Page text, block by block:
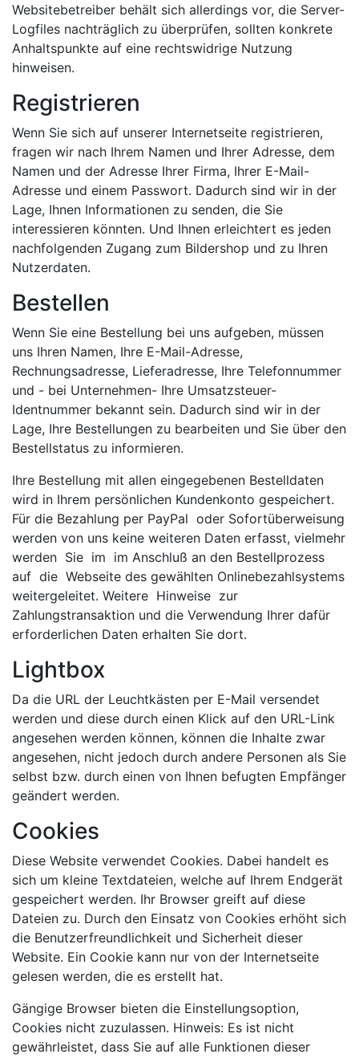
Websitebetreiber behält sich allerdings vor, die Server-
Logfiles nachträglich zu überprüfen, sollten konkrete
Anhaltspunkte auf eine rechtswidrige Nutzung
hinweisen.
Registrieren
Wenn Sie sich auf unserer Internetseite registrieren,
fragen wir nach Ihrem Namen und Ihrer Adresse, dem
Namen und der Adresse Ihrer Firma, Ihrer E-Mail-
Adresse und einem Passwort. Dadurch sind wir in der
Lage, Ihnen Informationen zu senden, die Sie
interessieren könnten. Und Ihnen erleichtert es jeden
nachfolgenden Zugang zum Bildershop und zu Ihren
Nutzerdaten.
Bestellen
Wenn Sie eine Bestellung bei uns aufgeben, müssen
uns Ihren Namen, Ihre E-Mail-Adresse,
Rechnungsadresse, Lieferadresse, Ihre Telefonnummer
und - bei Unternehmen- Ihre Umsatzsteuer-
Identnummer bekannt sein. Dadurch sind wir in der
Lage, Ihre Bestellungen zu bearbeiten und Sie über den
Bestellstatus zu informieren.
Ihre Bestellung mit allen eingegebenen Bestelldaten
wird in Ihrem persönlichen Kundenkonto gespeichert.
Für die Bezahlung per PayPal oder Sofortüberweisung
werden von uns keine weiteren Daten erfasst, vielmehr
werden Sie im im Anschluß an den Bestellprozess
auf die Webseite des gewählten Onlinebezahlsystems
weitergeleitet. Weitere Hinweise zur
Zahlungstransaktion und die Verwendung Ihrer dafür
erforderlichen Daten erhalten Sie dort.
Lightbox
Da die URL der Leuchtkästen per E-Mail versendet
werden und diese durch einen Klick auf den URL-Link
angesehen werden können, können die Inhalte zwar
angesehen, nicht jedoch durch andere Personen als Sie
selbst bzw. durch einen von Ihnen befugten Empfänger
geändert werden.
Cookies
Diese Website verwendet Cookies. Dabei handelt es
sich um kleine Textdateien, welche auf Ihrem Endgerät
gespeichert werden. Ihr Browser greift auf diese
Dateien zu. Durch den Einsatz von Cookies erhöht sich
die Benutzerfreundlichkeit und Sicherheit dieser
Website. Ein Cookie kann nur von der Internetseite
gelesen werden, die es erstellt hat.
Gängige Browser bieten die Einstellungsoption,
Cookies nicht zuzulassen. Hinweis: Es ist nicht
gewährleistet, dass Sie auf alle Funktionen dieser